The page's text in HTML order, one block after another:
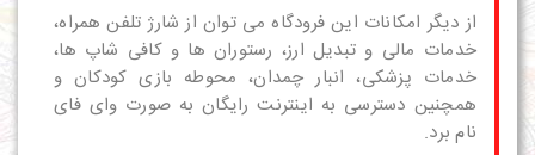
از دیگر امکانات این فرودگاه می توان از شارژ تلفن همراه،
خدمات مالی و تبدیل ارز، رستوران ها و کافی شاپ ها،
خدمات پزشکی، انبار چمدان، محوطه بازی کودکان و
همچنین دسترسی به اینترنت رایگان به صورت وای فای
نام برد.